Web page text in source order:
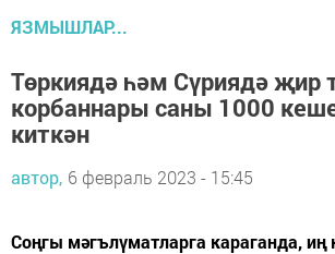
ЯЗМЫШЛАР...
Төркиядә һәм Сүриядә җир
корбаннары саны 1000
киткән
автор, 6 февраль 2023 - 15:45
Соңгы мәгълүматларга караганда, иң